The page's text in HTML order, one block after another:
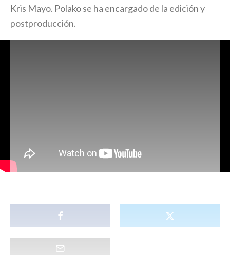
Kris Mayo. Polako se ha encargado de la edición y
postproducción.